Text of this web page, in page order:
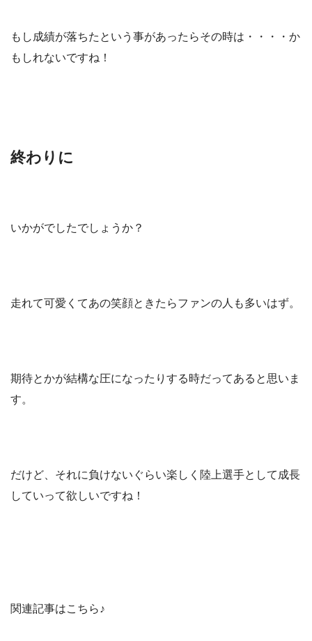
もし成績が落ちたという事があったらその時は・・・・か
もしれないですね！
終わりに
いかがでしたでしょうか？
走れて可愛くてあの笑顔ときたらファンの人も多いはず。
期待とかが結構な圧になったりする時だってあると思いま
す。
だけど、それに負けないぐらい楽しく陸上選手として成長
していって欲しいですね！
関連記事はこちら♪